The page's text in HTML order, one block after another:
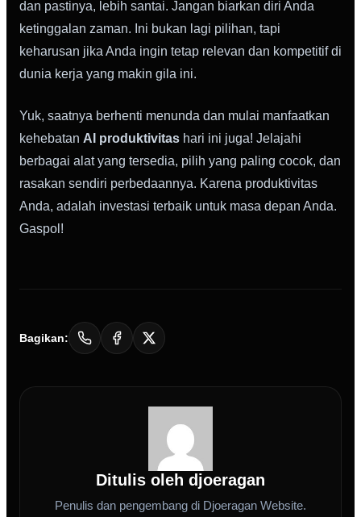
dan pastinya, lebih santai. Jangan biarkan diri Anda
ketinggalan zaman. Ini bukan lagi pilihan, tapi
keharusan jika Anda ingin tetap relevan dan kompetitif di
dunia kerja yang makin gila ini.
Yuk, saatnya berhenti menunda dan mulai manfaatkan
kehebatan AI produktivitas hari ini juga! Jelajahi
berbagai alat yang tersedia, pilih yang paling cocok, dan
rasakan sendiri perbedaannya. Karena produktivitas
Anda, adalah investasi terbaik untuk masa depan Anda.
Gaspol!
Bagikan:
Ditulis oleh djoeragan
Penulis dan pengembang di Djoeragan Website.